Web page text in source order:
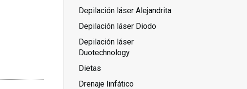
Depilación láser Alejandrita
Depilación láser Diodo
Depilación láser
Duotechnology
Dietas
Drenaje linfático